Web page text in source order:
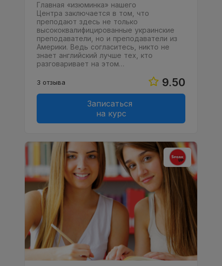
Главная «изюминка» нашего
Центра заключается в том, что
преподают здесь не только
высококвалифицированные украинские
преподаватели, но и преподаватели из
Америки. Ведь согласитесь, никто не
знает английский лучше тех, кто
разговаривает на этом…
9.50
3 отзыва
Записаться
на курс